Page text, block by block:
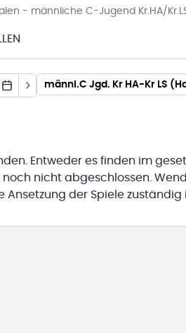
- männliche C-Jugend Kr.HA/
männl.C Jgd. Kr HA-Kr LS
Entweder es finden im
nicht abgeschlossen.
Ansetzung der Spiele zuständig